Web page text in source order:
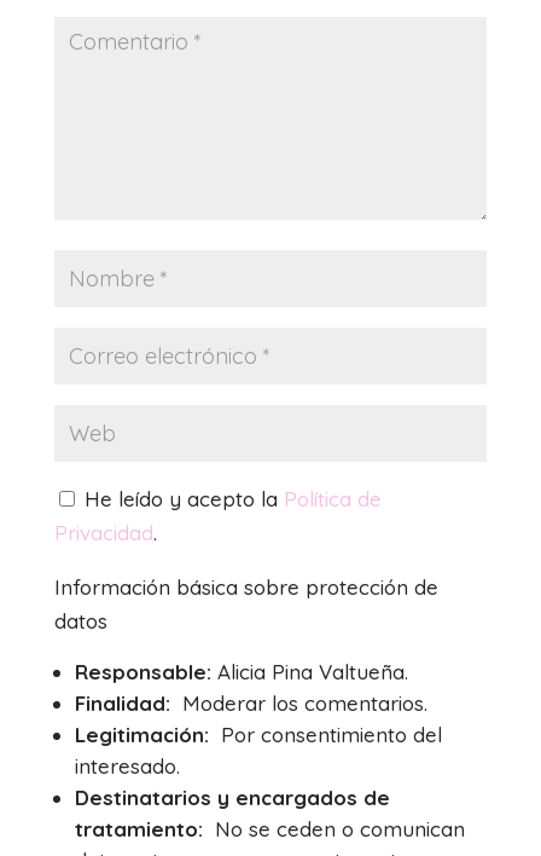
He leído y acepto la Política de
Privacidad.
Información básica sobre protección de
datos
Responsable: Alicia Pina Valtueña.
Finalidad: Moderar los comentarios.
Legitimación: Por consentimiento del
interesado.
Destinatarios y encargados de
tratamiento: No se ceden o comunican